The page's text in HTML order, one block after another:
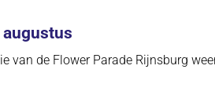
van de Flower Parade Rijnsburg